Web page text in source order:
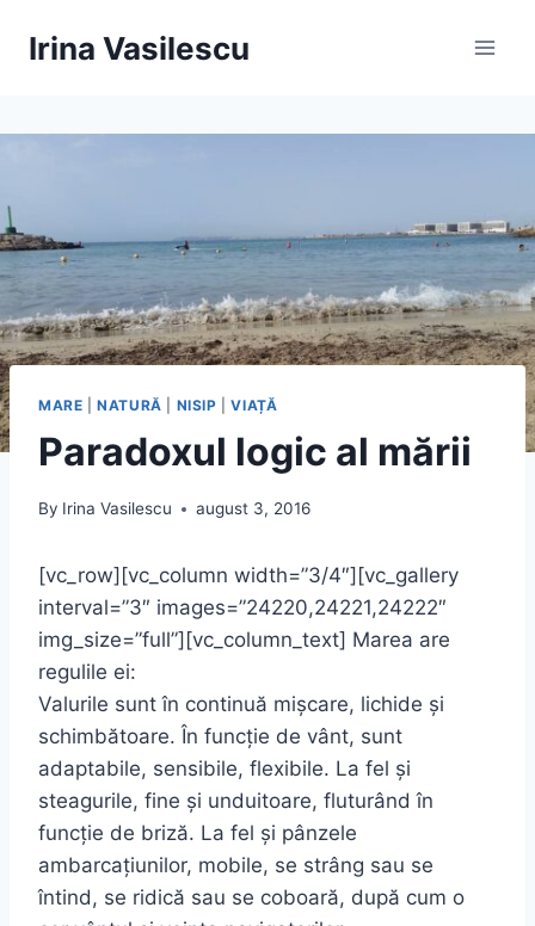
Irina Vasilescu
MARE |NATURĂ NISIP |VIAȚĂ
Paradoxul logic al mării
By Irina Vasilescu august 3, 2016
[vc_row][vc_column width=”3/4″][vc_gallery
interval=”3″ images=”24220,24221,24222″
img_size=”full”][vc_column_text] Marea are
regulile ei:
Valurile sunt în continuă mişcare, lichide şi
schimbătoare. În funcție de vânt, sunt
adaptabile, sensibile, flexibile. La fel şi
steagurile, fine şi unduitoare, fluturând în
funcție de briză. La fel şi pânzele
ambarcațiunilor, mobile, se strâng sau se
întind, se ridică sau se coboară, după cum o